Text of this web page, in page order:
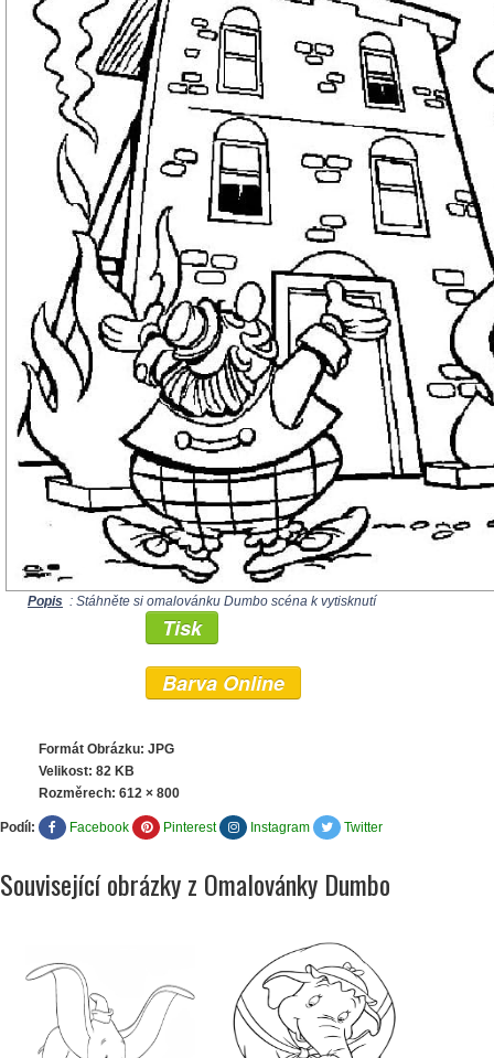
Popis : Stáhněte si omalovánku Dumbo scéna k vytisknutí
Tisk
Barva Online
Formát Obrázku: JPG
Velikost: 82 KB
Rozměrech: 612 × 800
Podíl: Facebook Pinterest Instagram Twitter
Související obrázky z Omalovánky Dumbo